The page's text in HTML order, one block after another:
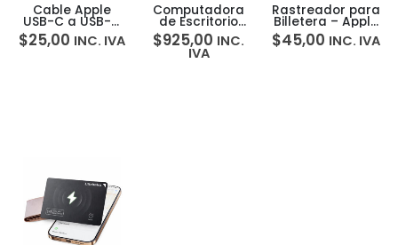
Cable Apple
USB-C a USB-C
60W 1 Metro
Carga Rápida
$25,00 INC. IVA
Computadora
de Escritorio
Apple Mac Mini
M4 10‑core 16GB
256GB
$925,00 INC.
IVA
Rastreador para
Billetera – Apple
Find My iOS
Airtag
$45,00 INC. IVA